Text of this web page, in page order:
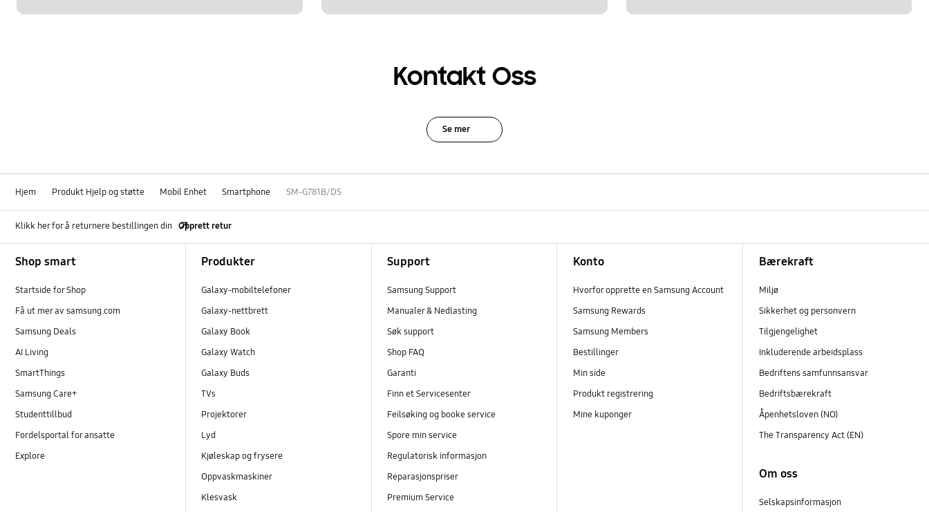
Kontakt Oss
Se mer
Hjem Produkt Hjelp og støtte Mobil Enhet Smartphone SM-G781B/DS
Klikk her for å returnere bestillingen din Opprett retur
Shop smart
Startside for Shop
Få ut mer av samsung.com
Samsung Deals
AI Living
SmartThings
Samsung Care+
Studenttillbud
Fordelsportal for ansatte
Explore
Produkter
Galaxy-mobiltelefoner
Galaxy-nettbrett
Galaxy Book
Galaxy Watch
Galaxy Buds
TVs
Projektorer
Lyd
Kjøleskap og frysere
Oppvaskmaskiner
Klesvask
Support
Samsung Support
Manualer & Nedlasting
Søk support
Shop FAQ
Garanti
Finn et Servicesenter
Feilsøking og booke service
Spore min service
Regulatorisk informasjon
Reparasjonspriser
Premium Service
Konto
Hvorfor opprette en Samsung Account
Samsung Rewards
Samsung Members
Bestillinger
Min side
Produkt registrering
Mine kuponger
Bærekraft
Miljø
Sikkerhet og personvern
Tilgjengelighet
Inkluderende arbeidsplass
Bedriftens samfunnsansvar
Bedriftsbærekraft
Åpenhetsloven (NO)
The Transparency Act (EN)
Om oss
Selskapsinformasjon